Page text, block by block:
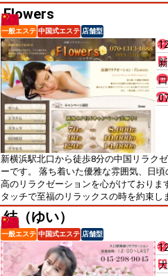
Flowers
一般エステ 中国式エステ 店舗型
新横浜駅北口から徒歩8分の中国リラク
ーです。 落ち着いた優雅な雰囲気、日
高のリラクゼーションを心がけておりま
タッチで至福のリラックスの時を約束し
結（ゆい）
一般エステ 中国式エステ 店舗型